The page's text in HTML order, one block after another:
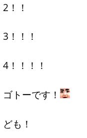
2！！
3！！！
4！！！！
ゴトーです！
ども！